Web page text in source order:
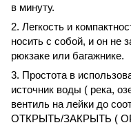
в минуту.
2. Легкость и
носить с собой, и он не
рюкзаке или багажнике.
3. Простота в
источник воды ( река,
вентиль на лейки до
ОТКРЫТЬ/ЗАКРЫТЬ (